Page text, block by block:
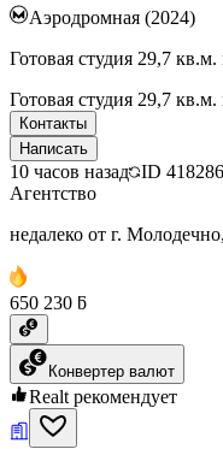
Аэродромная (2024)
Готовая студия 29,7
Готовая студия 29,7
Контакты
Написать
10 часов назад ID
Агентство
недалеко от г.
650 230 ƃ
Конвертер валют
Realt рекомендует